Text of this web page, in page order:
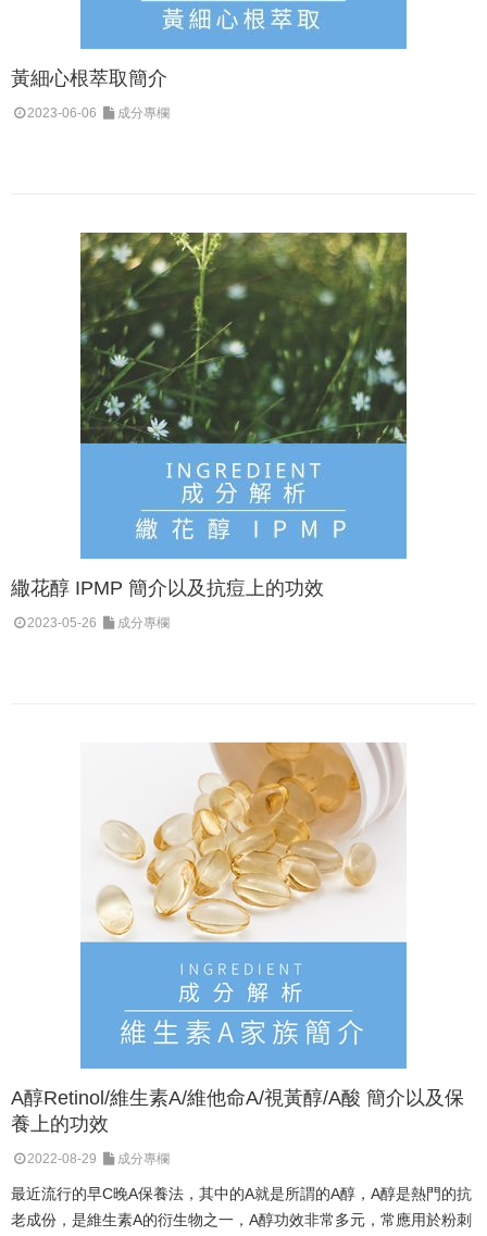
黃細心根萃取簡介
2023-06-06 成分專欄
繖花醇 IPMP 簡介以及抗痘上的功效
2023-05-26 成分專欄
A醇Retinol/維生素A/維他命A/視黃醇/A酸 簡介以及保
養上的功效
2022-08-29 成分專欄
最近流行的早C晚A保養法，其中的A就是所謂的A醇，A醇是熱門的抗
老成份，是維生素A的衍生物之一，A醇功效非常多元，常應用於粉刺